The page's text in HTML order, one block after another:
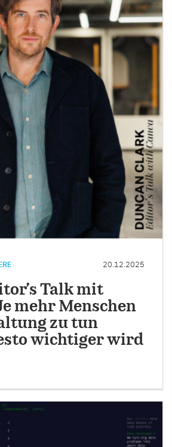
20.12.2025
Talk mit
mehr Menschen
zu tun
wichtiger wird